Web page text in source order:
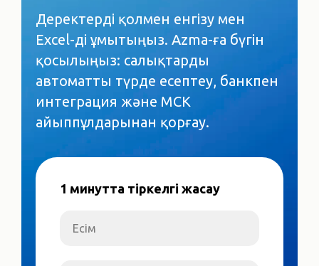
Деректерді қолмен енгізу мен
Excel-ді ұмытыңыз. Azma-ға бүгін
қосылыңыз: салықтарды
автоматты түрде есептеу, банкпен
интеграция және МСК
айыппұлдарынан қорғау.
1 минутта тіркелгі жасау
Есім